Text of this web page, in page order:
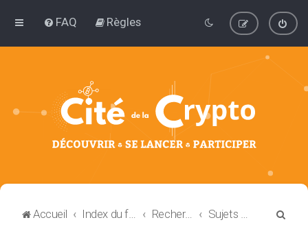
FAQ Règles
Accueil Index du forum Rechercher Sujets actifs